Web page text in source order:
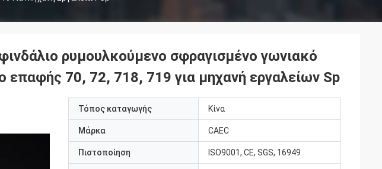
ρυμουλκούμενο σφραγισμένο γωνιακό
επαφής 70, 72, 718, 719 για μηχανή εργαλείων Sp
Τόπος καταγωγής Κίνα
Μάρκα CAEC
Πιστοποίηση ISO9001, CE, SGS, 16949